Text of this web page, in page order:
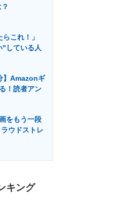
ーの最前線
これ！」
"している人
】Amazonギ
！読者アン
をもう一段
ウドストレ
キング